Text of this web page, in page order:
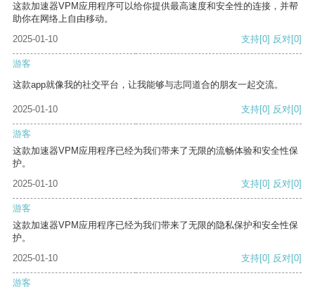
这款加速器VPM应用程序可以给你提供最高速度和安全性的连接，并帮
助你在网络上自由移动。
2025-01-10
支持[0] 反对[0]
游客
这款app就像我的社交平台，让我能够与志同道合的朋友一起交流。
2025-01-10 支持[0] 反对[0]
游客
这款加速器VPM应用程序已经为我们带来了无限的流畅体验和安全性保
护。
2025-01-10
支持[0] 反对[0]
游客
这款加速器VPM应用程序已经为我们带来了无限的隐私保护和安全性保
护。
2025-01-10
支持[0] 反对[0]
游客